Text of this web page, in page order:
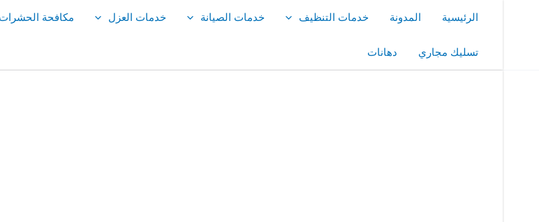
الرئيسية المدونة خدمات التنظيف خدمات الصيانة خدمات العزل مكافحة الحشرات
تسليك مجاري دهانات